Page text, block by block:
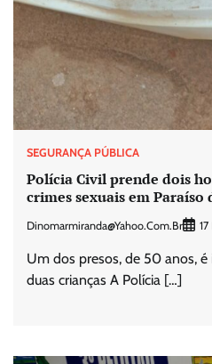
SEGURANÇA PÚBLICA
Polícia Civil prende dois
crimes sexuais em Paraíso
Dinomarmiranda@yahoo.com.br
Um dos presos, de 50 anos,
duas crianças A Polícia […]